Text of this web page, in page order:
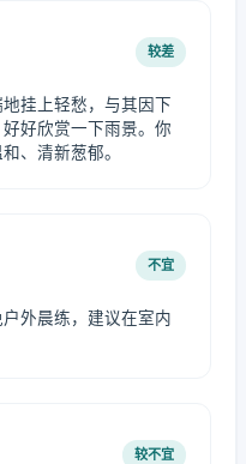
较差
挂上轻愁，与其因下
好欣赏一下雨景。你
、清新葱郁。
不宜
外晨练，建议在室内
较不宜